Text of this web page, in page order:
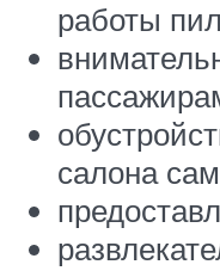
работы
салона